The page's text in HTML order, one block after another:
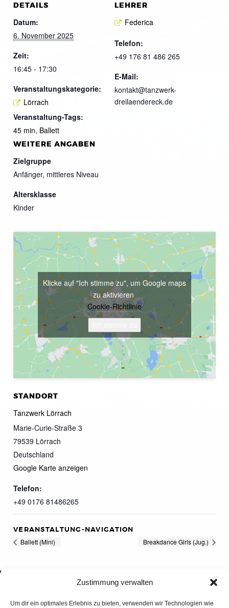
Zustimmung verwalten
Um dir ein optimales Erlebnis zu bieten, verwenden wir Technologien wie
DETAILS
Datum:
6. November 2025
Zeit:
16:45 - 17:30
Veranstaltungskategorie:
Lörrach
Veranstaltung-Tags:
45 min, Ballett
LEHRER
Federica
Telefon:
+49 176 81 486 265
E-Mail:
kontakt@tanzwerk-
dreilaendereck.de
WEITERE ANGABEN
Zielgruppe
Anfänger, mittleres Niveau
Altersklasse
Kinder
STANDORT
Tanzwerk Lörrach
Marie-Curie-Straße 3
79539 Lörrach
Deutschland
Google Karte anzeigen
Telefon:
+49 0176 81486265
Klicke auf "Ich stimme zu", um Google maps
zu aktivieren
Cookie-Richtlinie
VERANSTALTUNG-NAVIGATION
Ballett (Mini) Breakdance Girls (Jug.)